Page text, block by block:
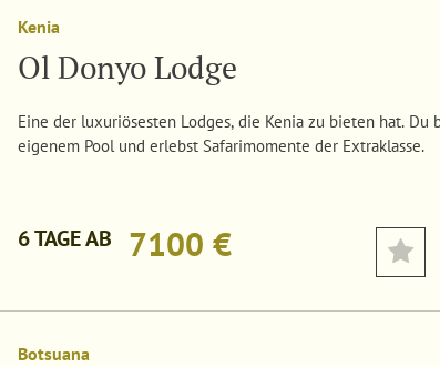
Kenia
Ol Donyo Lodge
Eine der luxuriösesten Lodges, die Kenia zu bieten hat.
eigenem Pool und erlebst Safarimomente der Extraklasse.
6 TAGE AB 7100 €
Botsuana